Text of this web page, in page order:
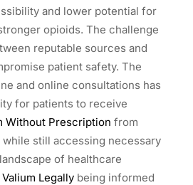
and lower potential for
opioids. The challenge
reputable sources and
patient safety. The
and online consultations has
for patients to receive
Without Prescription from
still accessing necessary
of healthcare
Valium Legally being informed